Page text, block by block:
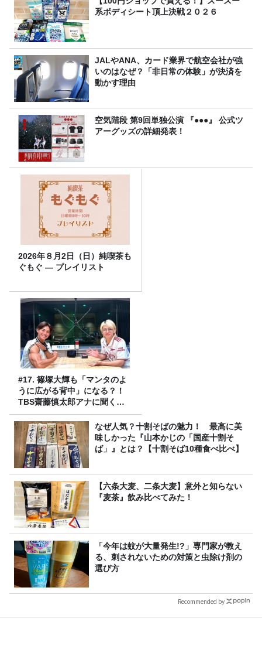
系ボディシート頂上決戦２０２６
JALやANA、カード業界で航空会社が強
いのはなぜ？「非日常の体験」が決済を
動かす理由
空気階段 第9回単独公演 『●●●』 公式ツ
アーグッズの詳細発表！
2026年８月2日（日）純喫茶も
ぐもぐ ― プレイリスト
#17. 篠塚大輝も「マンタのよ
うに広がる背中」になる？！
TBS齋藤慎太郎アナに聞くメ
ンズフィジークの魅力！！
なぜ人気？十割そばの魅力！ 最高に美
味しかった『山本かじの「国産十割そ
ば」』とは？【十割そば10種食べ比べ】
【六条大麦、二条大麦】意外と知らない
『麦茶』飲み比べてみた！
「今年は蚊が大量発生!?」専門家が教え
る、刺されないための対策と虫除け剤の
選び方
Recommended by